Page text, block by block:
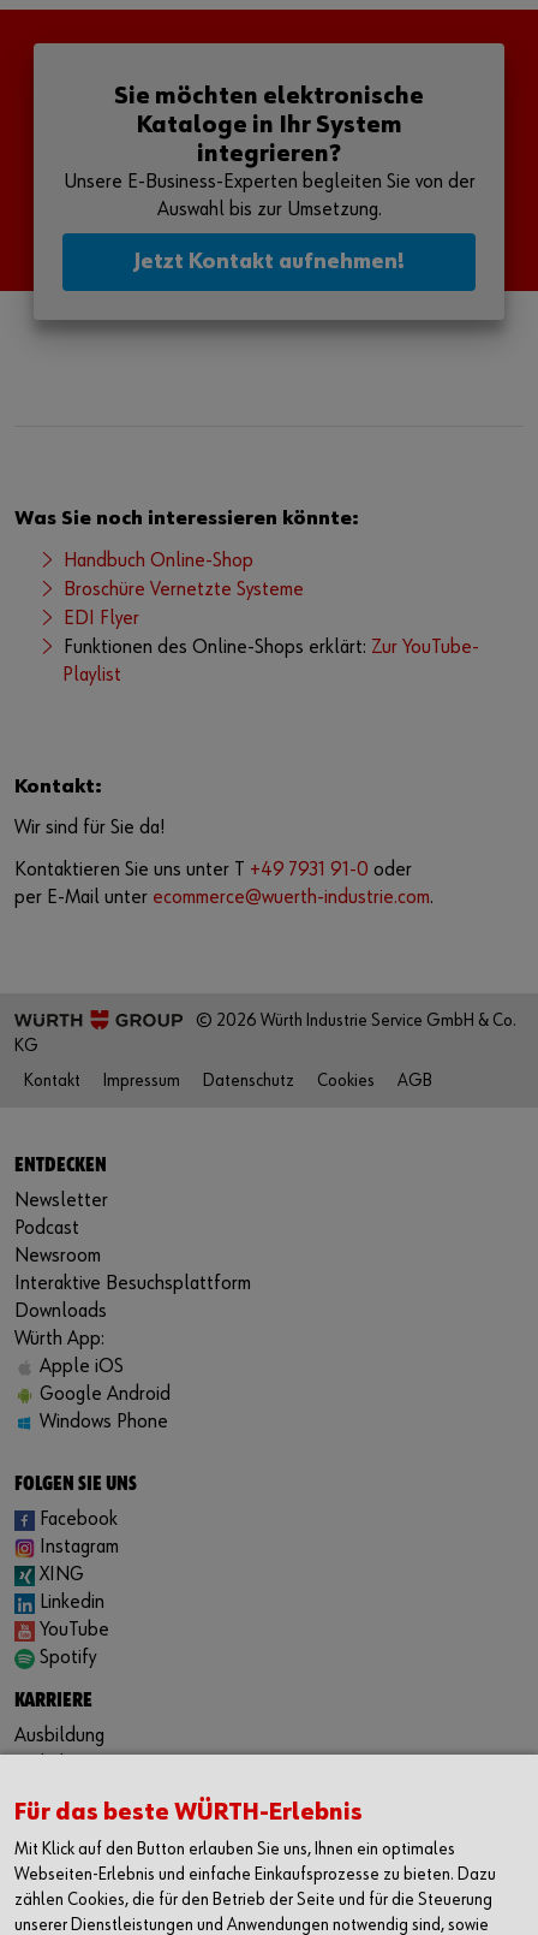
Sie möchten elektronische
Kataloge in Ihr System
integrieren?
Unsere E-Business-Experten begleiten Sie von der
Auswahl bis zur Umsetzung.
Jetzt Kontakt aufnehmen!
Was Sie noch interessieren könnte:
Handbuch Online-Shop
Broschüre Vernetzte Systeme
EDI Flyer
Funktionen des Online-Shops erklärt: Zur YouTube-
Playlist
Kontakt:
Wir sind für Sie da!
Kontaktieren Sie uns unter T +49 7931 91-0 oder
per E-Mail unter ecommerce@wuerth-industrie.com.
© 2026 Würth Industrie Service GmbH & Co.
KG
Kontakt
Impressum Datenschutz Cookies AGB
ENTDECKEN
Newsletter
Podcast
Newsroom
Interaktive Besuchsplattform
Downloads
Würth App:
Apple iOS
Google Android
Windows Phone
FOLGEN SIE UNS
Facebook
Instagram
XING
Linkedin
YouTube
Spotify
KARRIERE
Ausbildung
Festanstellung
Jobbörse
KONTAKT
Würth Industrie Service GmbH & Co. KG
Für das beste WÜRTH-Erlebnis
Mit Klick auf den Button erlauben Sie uns, Ihnen ein optimales
Webseiten-Erlebnis und einfache Einkaufsprozesse zu bieten. Dazu
zählen Cookies, die für den Betrieb der Seite und für die Steuerung
unserer Dienstleistungen und Anwendungen notwendig sind, sowie